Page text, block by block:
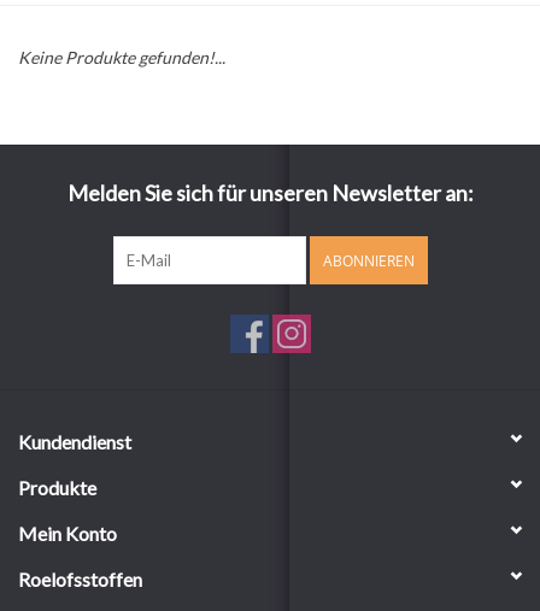
Keine Produkte gefunden!...
Melden Sie sich für unseren Newsletter an:
ABONNIEREN
Kundendienst
Produkte
Mein Konto
Roelofsstoffen